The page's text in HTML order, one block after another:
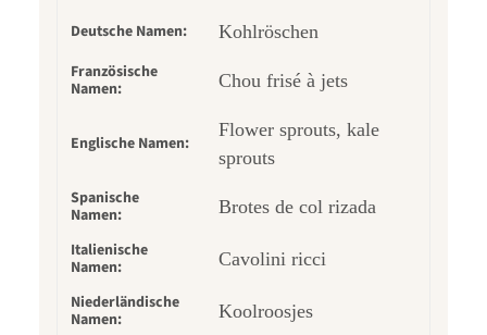
Deutsche Namen:
Kohlröschen
Französische
Namen:
Chou frisé à jets
Englische Namen:
Flower sprouts, kale
sprouts
Spanische
Namen:
Brotes de col rizada
Italienische
Namen:
Cavolini ricci
Niederländische
Namen:
Koolroosjes